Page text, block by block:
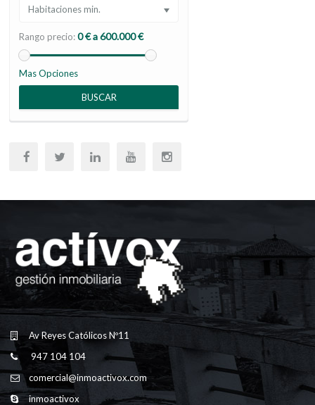
Habitaciones min.
Rango precio:0 € a 600.000 €
Mas Opciones
BUSCAR
Av Reyes Católicos Nº11
947 104 104
comercial@inmoactivox.com
inmoactivox